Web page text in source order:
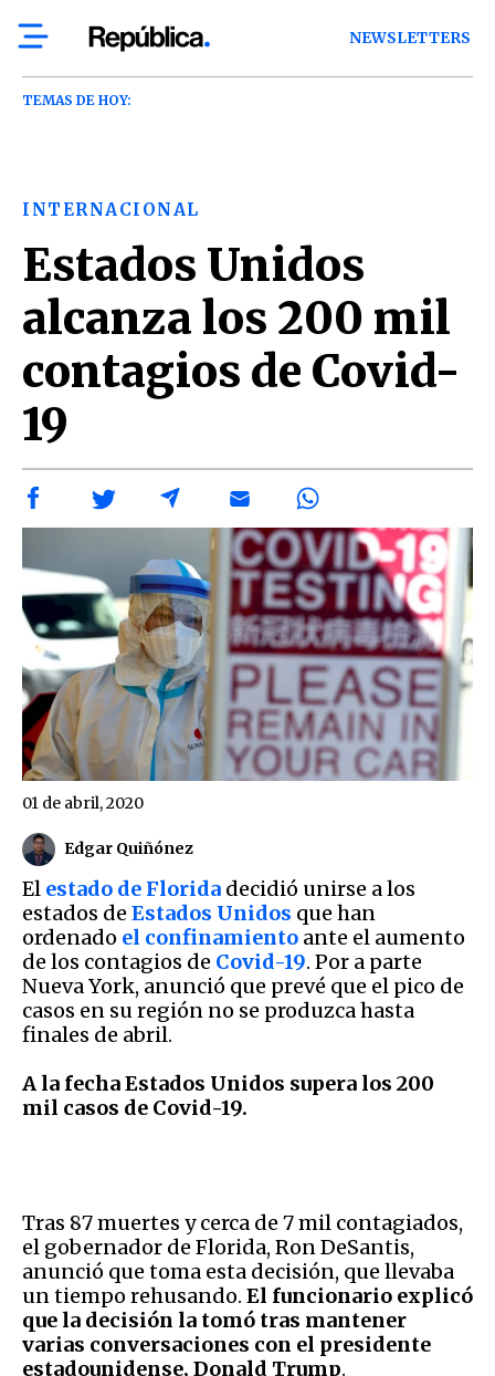
NEWSLETTERS
TEMAS DE HOY:
INTERNACIONAL
Estados Unidos
alcanza los 200 mil
contagios de Covid-
19
Edgar Quiñónez
01 de abril, 2020
El estado de Florida decidió unirse a los
estados de Estados Unidos que han
ordenado el confinamiento ante el aumento
de los contagios de Covid-19. Por a parte
Nueva York, anunció que prevé que el pico de
casos en su región no se produzca hasta
finales de abril.
A la fecha Estados Unidos supera los 200
mil casos de Covid-19.
Tras 87 muertes y cerca de 7 mil contagiados,
el gobernador de Florida, Ron DeSantis,
anunció que toma esta decisión, que llevaba
un tiempo rehusando. El funcionario explicó
que la decisión la tomó tras mantener
varias conversaciones con el presidente
estadounidense, Donald Trump.